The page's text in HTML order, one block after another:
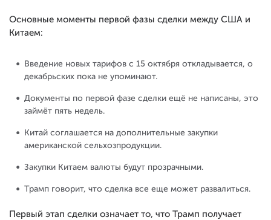
Основные моменты первой фазы сделки между США и
Китаем:
Введение новых тарифов с 15 октября откладывается, о
декабрьских пока не упоминают.
Документы по первой фазе сделки ещё не написаны, это
займёт пять недель.
Китай соглашается на дополнительные закупки
американской сельхозпродукции.
Закупки Китаем валюты будут прозрачными.
Трамп говорит, что сделка все еще может развалиться.
Первый этап сделки означает то, что Трамп получает